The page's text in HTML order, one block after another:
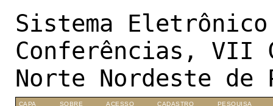
Sistema
Conferências, VII
Norte Nordeste de
CAPA SOBRE ACESSO CADASTRO PESQUISA